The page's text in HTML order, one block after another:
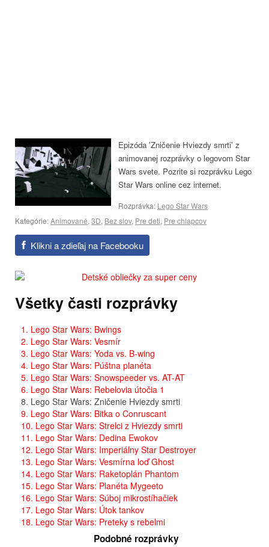
Epizóda 'Zničenie Hviezdy smrti' z
animovanej rozprávky o legovom Star
Wars svete. Pozrite si rozprávku Lego
Star Wars online cez internet.
Rozprávka: Lego Star Wars
Kategórie:Animované, 3D, Bez slov, Pre deti, Pre chlapcov
Klikni a zdieľaj na Facebooku
Všetky časti rozprávky
1. Lego Star Wars: Bwings
2. Lego Star Wars: Vesmír
3. Lego Star Wars: Yoda vs. B-wing
4. Lego Star Wars: Púštna planéta
5. Lego Star Wars: Snowspeeder vs. AT-AT
6. Lego Star Wars: Rebelovia útočia 1
8. Lego Star Wars: Zničenie Hviezdy smrti
9. Lego Star Wars: Bitka o Conruscant
10. Lego Star Wars: Strelci z Hviezdy smrti
11. Lego Star Wars: Dedina Ewokov
12. Lego Star Wars: Imperiálny Star Destroyer
13. Lego Star Wars: Vesmírna loď Ghost
14. Lego Star Wars: Raketoplán Phantom
15. Lego Star Wars: Planéta Mygeeto
16. Lego Star Wars: Súboj mikrostíhačiek
17. Lego Star Wars: Útok tankov
18. Lego Star Wars: Preteky s rebelmi
Podobné rozprávky